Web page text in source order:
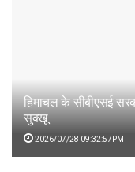
हिमाचल के सीबीएसई
सुक्खू
2026/07/28 09:32:57PM